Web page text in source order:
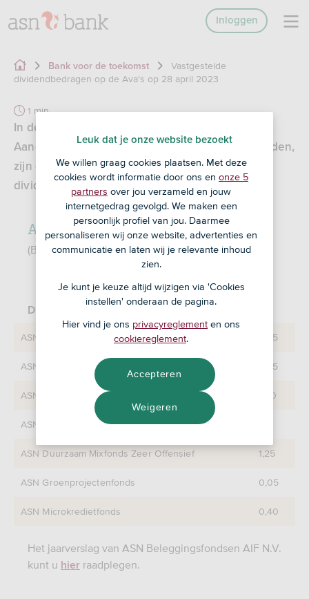
Inloggen
Bank voor de toekomst
Vastgestelde
dividendbedragen op de Ava's op 28 april 2023
1 min
In de jaarlijkse Algemene Vergaderingen van
Aandeelhouders die op 28 april 2023 zijn gehouden,
zijn over het boekjaar 2022 de volgende
dividendbedragen per aandeel vastgesteld:
ASN Beleggingsfondsen AIF N.V.
(Beleggingsmaatschappij met veranderlijk kapitaal)
Dividendbedragen per aandeel (in euro)
ASN Duurzaam Mixfonds Zeer Defensief 0,85
ASN Duurzaam Mixfonds Defensief 0,95
ASN Duurzaam Mixfonds Neutraal 1,00
ASN Duurzaam Mixfonds Offensief
ASN Duurzaam Mixfonds Zeer Offensief 1,25
ASN Groenprojectenfonds 0,05
ASN Microkredietfonds 0,40
Het jaarverslag van ASN Beleggingsfondsen AIF N.V.
kunt u hier raadplegen.
Leuk dat je onze website bezoekt
We willen graag cookies plaatsen. Met deze
cookies wordt informatie door ons en onze 5
partners over jou verzameld en jouw
internetgedrag gevolgd. We maken een
persoonlijk profiel van jou. Daarmee
personaliseren wij onze website, advertenties en
communicatie en laten wij je relevante inhoud
zien.
Je kunt je keuze altijd wijzigen via 'Cookies
instellen' onderaan de pagina.
Hier vind je ons privacyreglement en ons
cookiereglement.
Weigeren
Accepteren